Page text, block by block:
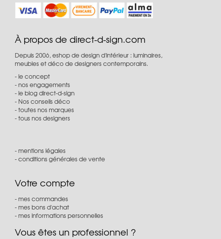
À propos de direct-d-sign.com
Depuis 2006, eshop de design d'intérieur : luminaires,
meubles et déco de designers contemporains.
le concept
nos engagements
le blog direct-d-sign
Nos conseils déco
toutes nos marques
tous nos designers
mentions légales
conditions générales de vente
Votre compte
mes commandes
mes bons d'achat
mes informations personnelles
Vous êtes un professionnel ?